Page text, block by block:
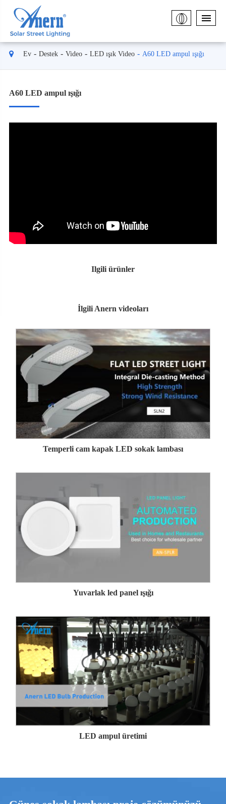
Ev Destek Video LED ışık Video A60 LED ampul ışığı
A60 LED ampul ışığı
Ilgili ürünler
İlgili Anern videoları
Temperli cam kapak LED sokak lambası
Yuvarlak led panel ışığı
LED ampul üretimi